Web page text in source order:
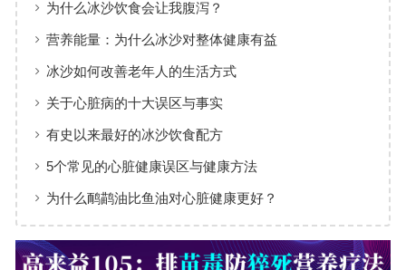
为什么冰沙饮食会让我腹泻？
营养能量：为什么冰沙对整体健康有益
冰沙如何改善老年人的生活方式
关于心脏病的十大误区与事实
有史以来最好的冰沙饮食配方
5个常见的心脏健康误区与健康方法
为什么鸸鹋油比鱼油对心脏健康更好？